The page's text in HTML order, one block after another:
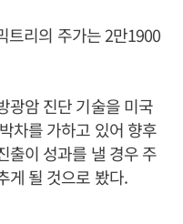
트리의 주가는 2만1900
광암 진단 기술을 미국
차를 가하고 있어 향후
출이 성과를 낼 경우 주
게 될 것으로 봤다.